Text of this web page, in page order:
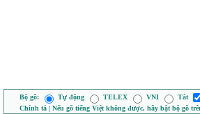
Bộ gõ: Tự động TELEX VNI Tắt
Chính tả | Nếu gõ tiếng Việt không được, hãy bật bộ gõ